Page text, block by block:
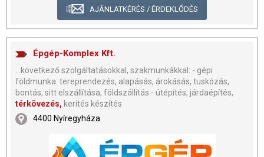
AJÁNLATKÉRÉS / ÉRDEKLŐDÉS
Épgép-Komplex Kft.
...következő szolgáltatásokkal, szakmunkákkal: - gépi
földmunka: tereprendezés, alapásás, árokásás, tuskózás,
bontás, sitt elszállítása, földszállítás - útépítés, járdaépítés,
térkövezés, kerítés készítés
4400 Nyíregyháza